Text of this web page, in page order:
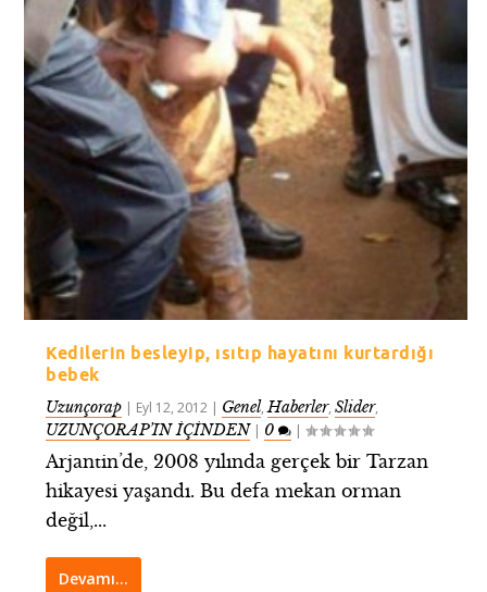
Kedilerin besleyip, ısıtıp hayatını kurtardığı
bebek
Uzunçorap | Eyl 12, 2012 | Genel,Haberler,Slider,
UZUNÇORAP’IN İÇİNDEN| 0 |
Arjantin’de, 2008 yılında gerçek bir Tarzan
hikayesi yaşandı. Bu defa mekan orman
değil,...
Devamı…